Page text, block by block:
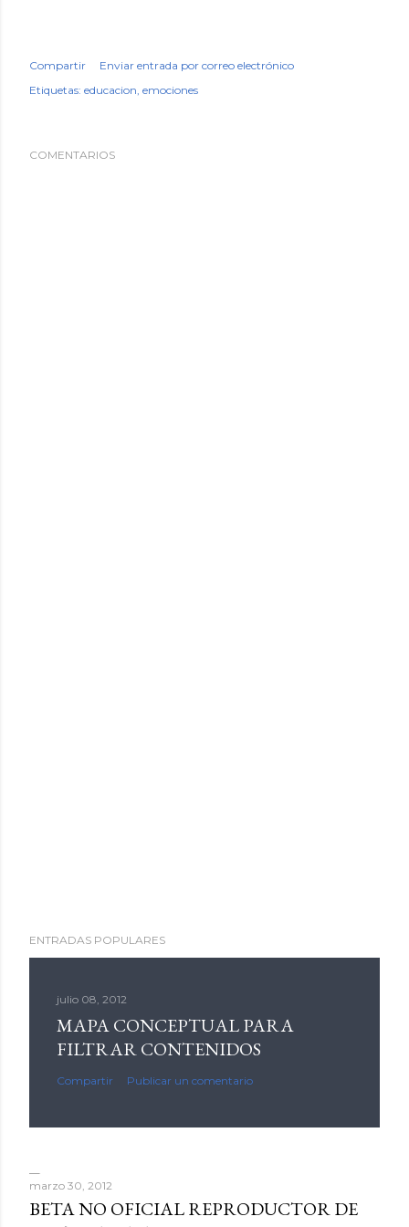
Compartir
Enviar entrada por correo electrónico
Etiquetas: educacion emociones
COMENTARIOS
ENTRADAS POPULARES
julio 08, 2012
MAPA CONCEPTUAL PARA
FILTRAR CONTENIDOS
Compartir Publicar un comentario
marzo 30, 2012
BETA NO OFICIAL REPRODUCTOR DE